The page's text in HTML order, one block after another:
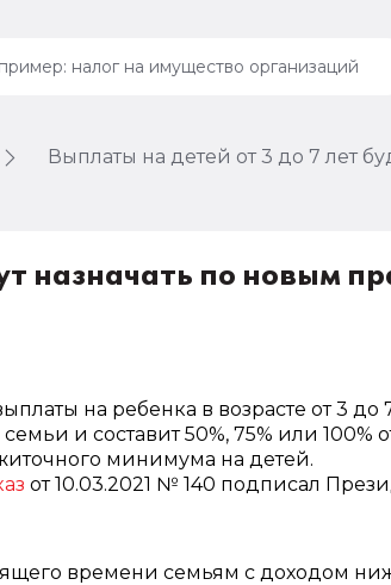
Выплаты на детей от 3 до 7 лет
назначать по новым
на ребенка в возрасте от 3 до
и составит 50%, 75% или 100%
минимума на детей.
от 10.03.2021 № 140 подписал
времени семьям с доходом